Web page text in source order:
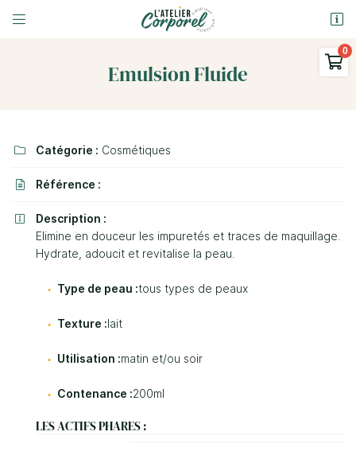
 

Il n'y a aucun produit dans votre panier
Adresse email de réception
commerciales à l'adresse email indiqué ci-dessus. Vous pouvez vous
Emulsion Fluide
 Catégorie : Cosmétiques
 Référence :

Description :
Elimine en douceur les impuretés et traces de maquillage.
Hydrate, adoucit et revitalise la peau.
Type de peau :tous types de peaux
Texture :lait
Utilisation :matin et/ou soir
Contenance :200ml
LES ACTIFS PHARES :